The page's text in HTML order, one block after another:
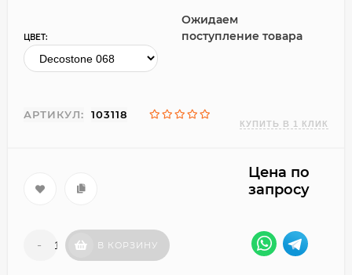
ЦВЕТ:
Ожидаем
поступление товара
АРТИКУЛ: 103118
Цена по
запросу
- + В КОРЗИНУ